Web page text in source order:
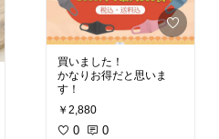
買いました！
かなりお得だと思いま
す！
￥2,880
0 0